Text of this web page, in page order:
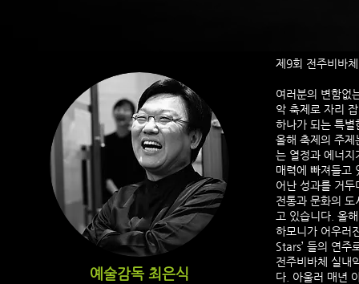
예술감독 최은식
제9회 전주비바
여러분의 변함없
악 축제로 자리
하나가 되는 특별
올해 축제의 주
는 열정과 에너
매력에 빠져들고
어난 성과를 거
전통과 문화의
고 있습니다. 올
하모니가 어우러
Stars’ 들의 연주
전주비바체 실내
다. 아울러 매년